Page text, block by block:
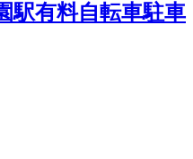
駅有料自転車駐車